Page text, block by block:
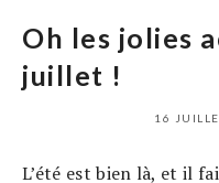
Oh les jolies
juillet !
16
L’été est bien là, et il